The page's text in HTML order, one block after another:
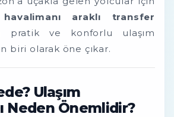
araklı transfer
pratik ve konforlu ulaşım
biri olarak öne çıkar.
Ulaşım
Neden Önemlidir?